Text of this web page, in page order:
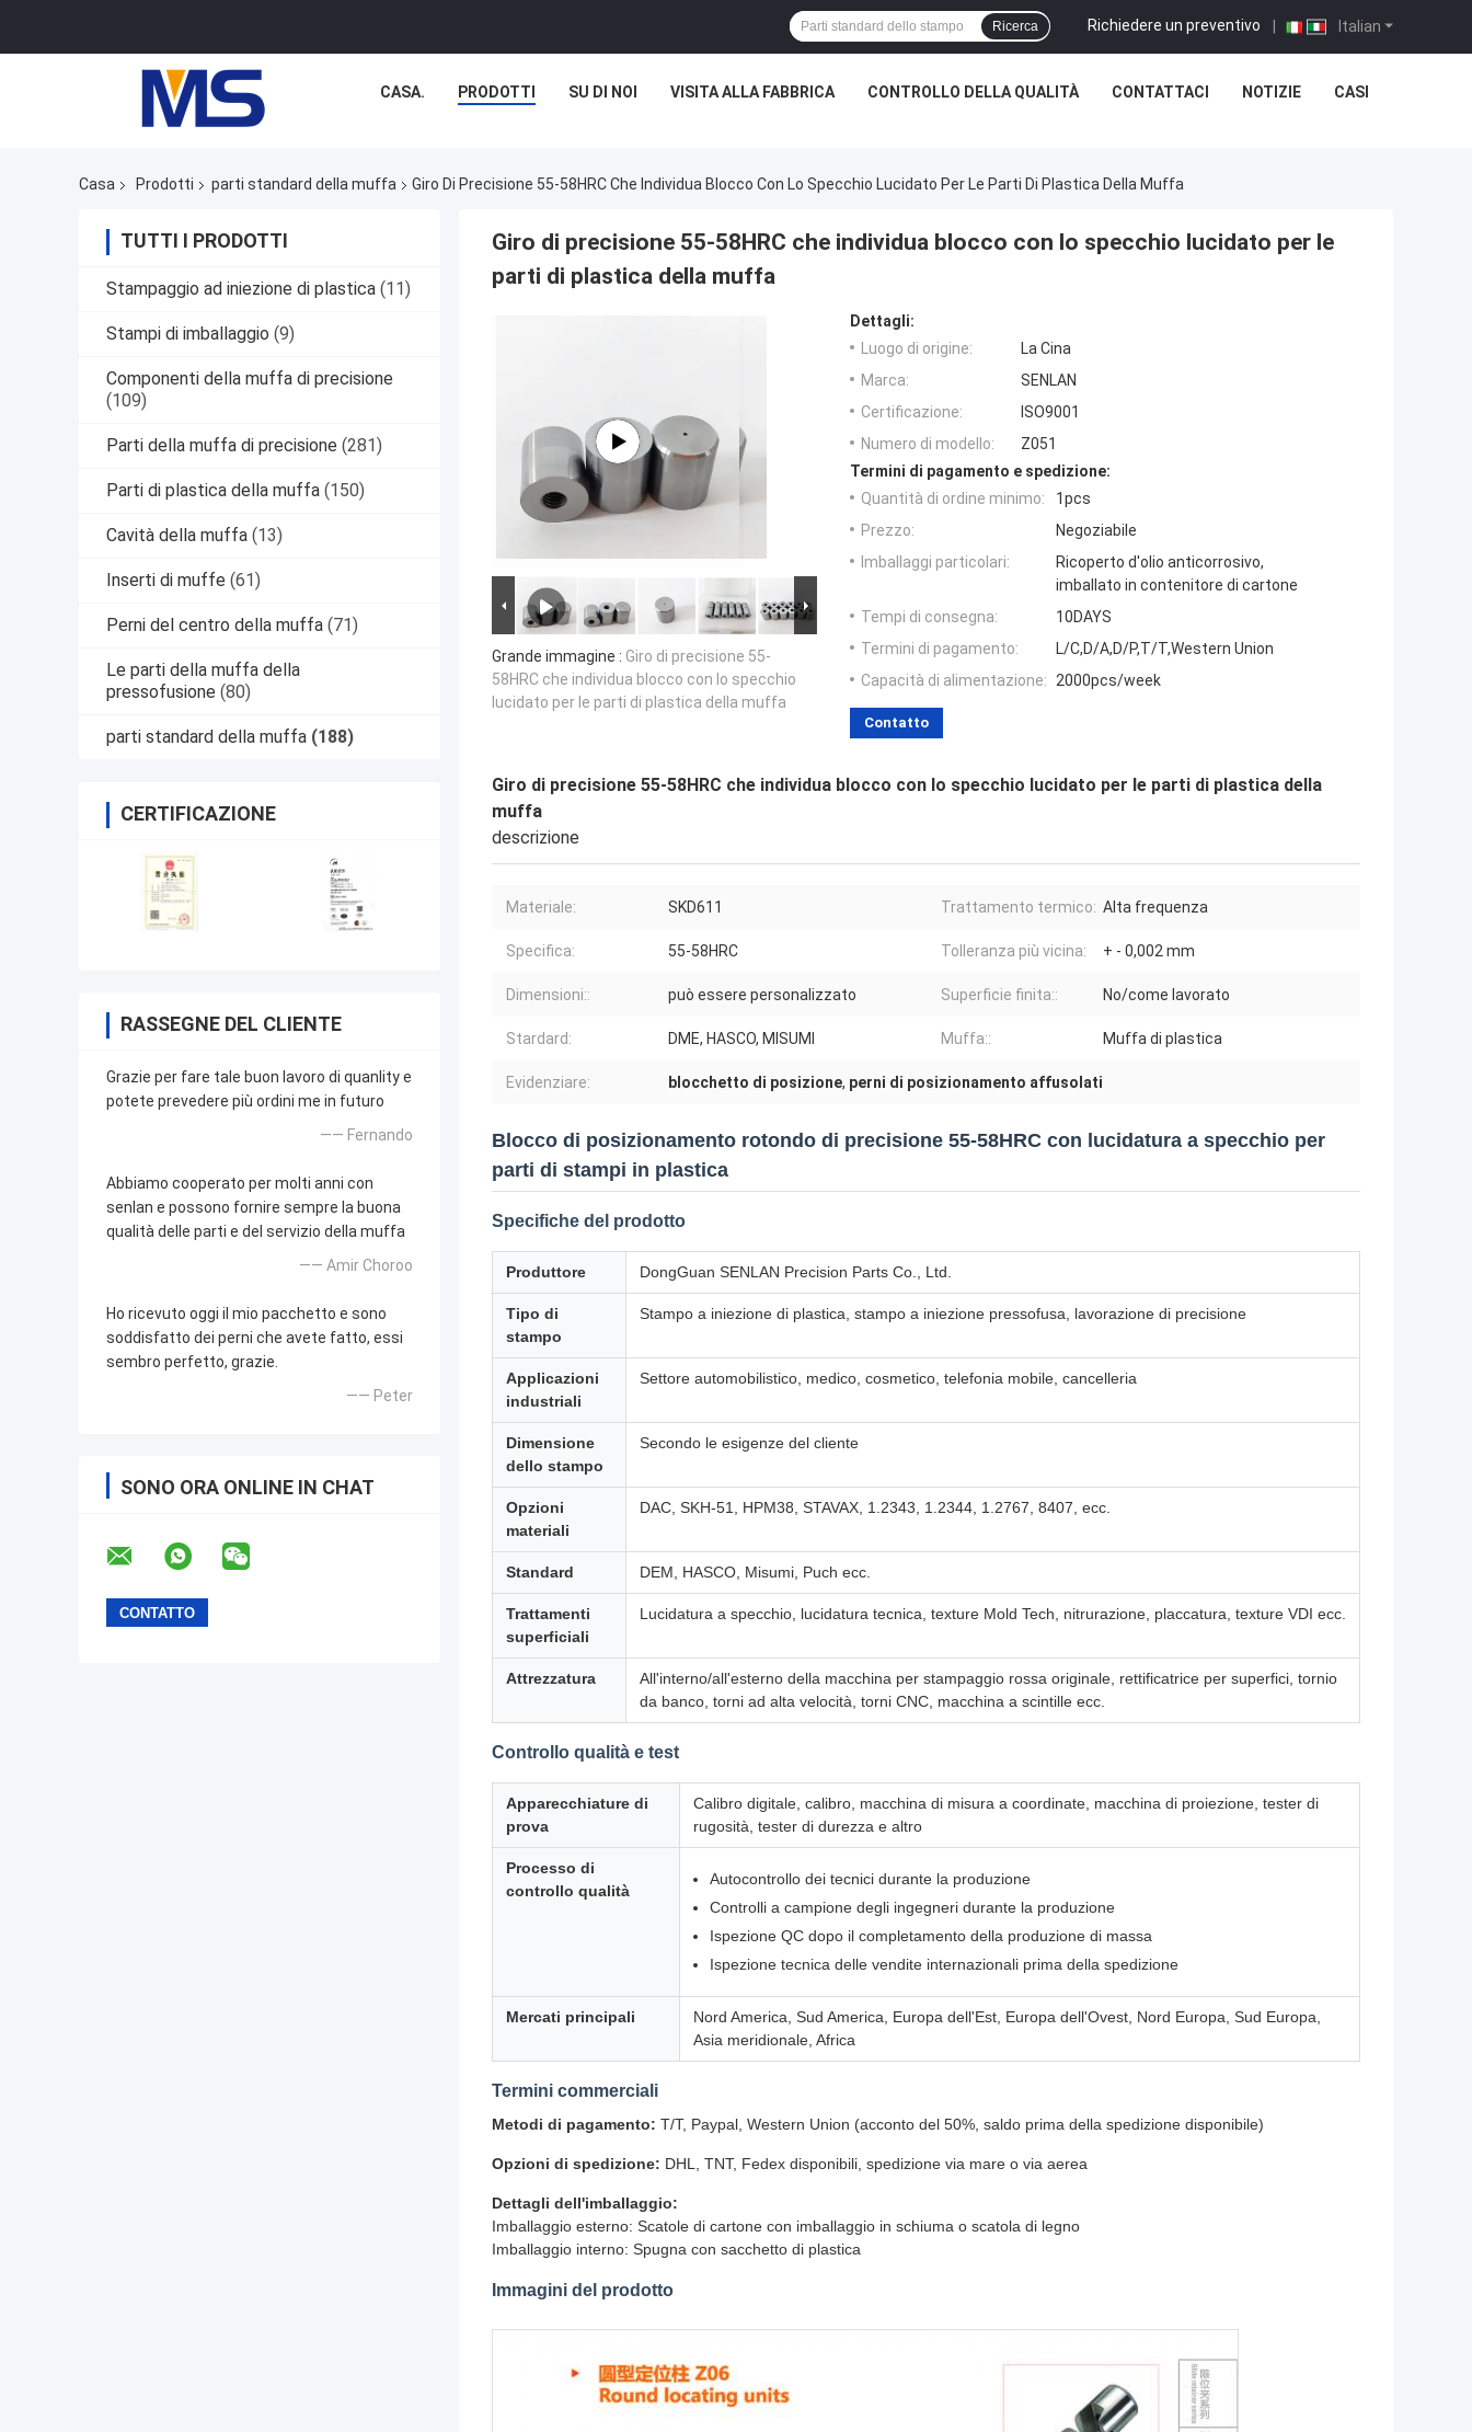
Italian
Richiedere un preventivo |
Ricerca
CASA. PRODOTTI SU DI NOI VISITA ALLA FABBRICA CONTROLLO DELLA QUALITÀ CONTATTACI NOTIZIE CASI
Casa Prodotti parti standard della muffa Giro Di Precisione 55-58HRC Che Individua Blocco Con Lo Specchio Lucidato Per Le Parti Di Plastica Della Muffa
TUTTI I PRODOTTI
Stampaggio ad iniezione di plastica (11)
Stampi di imballaggio (9)
Componenti della muffa di precisione
(109)
Parti della muffa di precisione (281)
Parti di plastica della muffa (150)
Cavità della muffa (13)
Inserti di muffe (61)
Perni del centro della muffa (71)
Le parti della muffa della
pressofusione (80)
parti standard della muffa (188)
CERTIFICAZIONE
RASSEGNE DEL CLIENTE
Grazie per fare tale buon lavoro di quanlity e
potete prevedere più ordini me in futuro
—— Fernando
Abbiamo cooperato per molti anni con
senlan e possono fornire sempre la buona
qualità delle parti e del servizio della muffa
—— Amir Choroo
Ho ricevuto oggi il mio pacchetto e sono
soddisfatto dei perni che avete fatto, essi
sembro perfetto, grazie.
—— Peter
SONO ORA ONLINE IN CHAT
Giro di precisione 55-58HRC che individua blocco con lo specchio lucidato per le
parti di plastica della muffa
Grande immagine : Giro di precisione 55-
58HRC che individua blocco con lo specchio
lucidato per le parti di plastica della muffa
Dettagli:
Luogo di origine:
La Cina
Marca:
SENLAN
Certificazione:
ISO9001
Numero di modello:
Z051
Termini di pagamento e spedizione:
Quantità di ordine minimo:
1pcs
Prezzo:
Negoziabile
Imballaggi particolari:
Ricoperto d'olio anticorrosivo,
imballato in contenitore di cartone
Tempi di consegna:
10DAYS
Termini di pagamento:
L/C,D/A,D/P,T/T,Western Union
Capacità di alimentazione: 2000pcs/week
Contatto
Giro di precisione 55-58HRC che individua blocco con lo specchio lucidato per le parti di plastica della
muffa
descrizione
Materiale: SKD611 Trattamento termico: Alta frequenza
Specifica: 55-58HRC Tolleranza più vicina: + - 0,002 mm
Dimensioni:: può essere personalizzato Superficie finita:: No/come lavorato
Stardard: DME, HASCO, MISUMI Muffa:: Muffa di plastica
Evidenziare: blocchetto di posizione, perni di posizionamento affusolati
Blocco di posizionamento rotondo di precisione 55-58HRC con lucidatura a specchio per
parti di stampi in plastica
Specifiche del prodotto
Produttore DongGuan SENLAN Precision Parts Co., Ltd.
Tipo di
stampo
Stampo a iniezione di plastica, stampo a iniezione pressofusa, lavorazione di precisione
Applicazioni
industriali
Settore automobilistico, medico, cosmetico, telefonia mobile, cancelleria
Dimensione
dello stampo
Secondo le esigenze del cliente
Opzioni
materiali
DAC, SKH-51, HPM38, STAVAX, 1.2343, 1.2344, 1.2767, 8407, ecc.
Standard DEM, HASCO, Misumi, Puch ecc.
Trattamenti
superficiali
Lucidatura a specchio, lucidatura tecnica, texture Mold Tech, nitrurazione, placcatura, texture VDI ecc.
Attrezzatura
All'interno/all'esterno della macchina per stampaggio rossa originale, rettificatrice per superfici, tornio
da banco, torni ad alta velocità, torni CNC, macchina a scintille ecc.
Controllo qualità e test
Apparecchiature di
prova
Calibro digitale, calibro, macchina di misura a coordinate, macchina di proiezione, tester di
rugosità, tester di durezza e altro
Processo di
controllo qualità
Autocontrollo dei tecnici durante la produzione
Controlli a campione degli ingegneri durante la produzione
Ispezione QC dopo il completamento della produzione di massa
Ispezione tecnica delle vendite internazionali prima della spedizione
Mercati principali
Nord America, Sud America, Europa dell'Est, Europa dell'Ovest, Nord Europa, Sud Europa,
Asia meridionale, Africa
Termini commerciali
Metodi di pagamento: T/T, Paypal, Western Union (acconto del 50%, saldo prima della spedizione disponibile)
Opzioni di spedizione: DHL, TNT, Fedex disponibili, spedizione via mare o via aerea
Dettagli dell'imballaggio:
Imballaggio esterno: Scatole di cartone con imballaggio in schiuma o scatola di legno
Imballaggio interno: Spugna con sacchetto di plastica
Immagini del prodotto